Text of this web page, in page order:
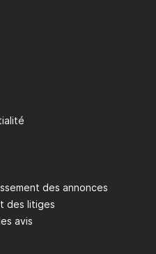
des annonces
des litiges
avis